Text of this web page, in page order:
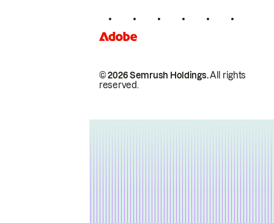
© 2026 Semrush Holdings.All rights
reserved.